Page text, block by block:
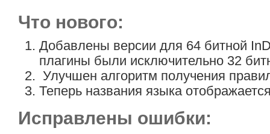
Что нового:
Добавлены версии для 64 битной
плагины были исключительно 32
Улучшен алгоритм получения
Теперь названия языка
Исправлены ошибки: